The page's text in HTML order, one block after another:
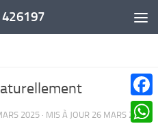
2025 · MIS À JOUR 26 MARS 2025